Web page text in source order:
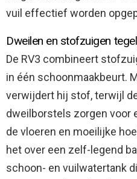
vuil effectief worden
Dweilen en stofzuigen
De RV3 combineert
in één schoonmaakbeurt.
verwijdert hij stof, terwijl
dweilborstels zorgen voor
de vloeren en moeilijke
het over een zelf-legend
schoon- en vuilwatertank